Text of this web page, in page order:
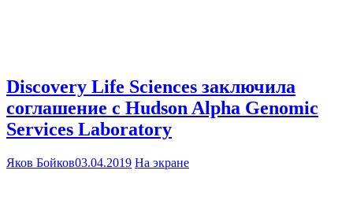
Discovery Life Sciences заключила
соглашение с Hudson Alpha Genomic
Services Laboratory
Яков Бойков03.04.2019 На экране